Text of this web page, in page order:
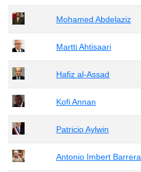
Mohamed Abdelaziz
Martti Ahtisaari
Hafiz al-Assad
Kofi Annan
Patricio Aylwin
Antonio Imbert Barrera